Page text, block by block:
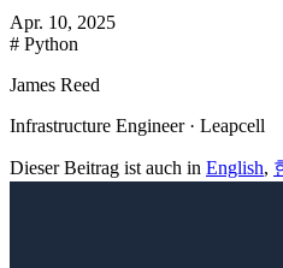
Apr. 10, 2025
# Python
James Reed
Infrastructure Engineer · Leapcell
Dieser Beitrag ist auch in English,